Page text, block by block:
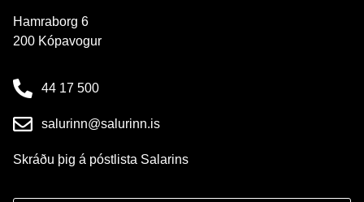
Hamraborg 6
200 Kópavogur
44 17 500
salurinn@salurinn.is
Skráðu þig á póstlista Salarins